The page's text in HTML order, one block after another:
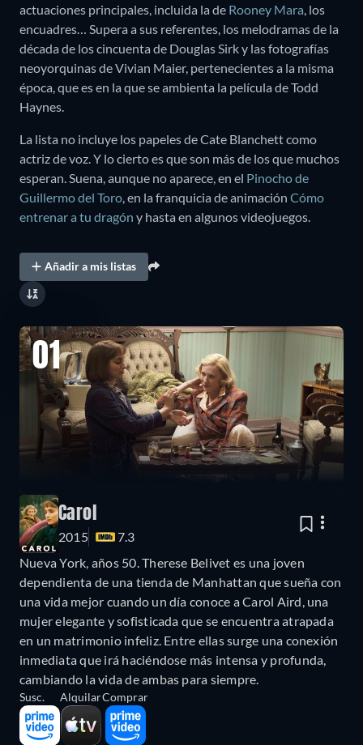
actuaciones principales, incluida la de Rooney Mara , los
encuadres… Supera a sus referentes, los melodramas de la
década de los cincuenta de Douglas Sirk y las fotografías
neoyorquinas de Vivian Maier, pertenecientes a la misma
época, que es en la que se ambienta la película de Todd
Haynes.
La lista no incluye los papeles de Cate Blanchett como
actriz de voz. Y lo cierto es que son más de los que muchos
esperan. Suena, aunque no aparece, en el Pinocho de
Guillermo del Toro , en la franquicia de animación Cómo
entrenar a tu dragón y hasta en algunos videojuegos.
Añadir a mis listas
01
Carol
2015
7.3
Nueva York, años 50. Therese Belivet es una joven
dependienta de una tienda de Manhattan que sueña con
una vida mejor cuando un día conoce a Carol Aird, una
mujer elegante y sofisticada que se encuentra atrapada
en un matrimonio infeliz. Entre ellas surge una conexión
inmediata que irá haciéndose más intensa y profunda,
cambiando la vida de ambas para siempre.
Susc. AlquilarComprar